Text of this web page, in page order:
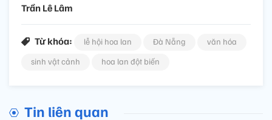
Trần Lê Lâm
Từ khóa: lễ hội hoa lan Đà Nẵng
văn hóa
sinh vật cảnh
hoa lan đột biến
Tin liên quan